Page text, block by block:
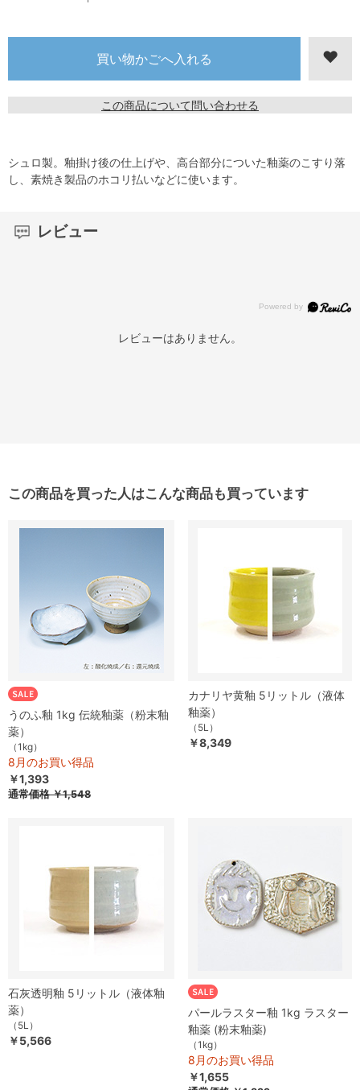
この商品について問い合わせる
シュロ製。釉掛け後の仕上げや、高台部分についた釉薬のこすり落
し、素焼き製品のホコリ払いなどに使います。
レビュー
レビューはありません。
この商品を買った人はこんな商品も買っています
うのふ釉 1kg 伝統釉薬（粉末釉
薬）
（1kg）
8月のお買い得品
￥1,393
通常価格￥1,548
カナリヤ黄釉 5リットル（液体
釉薬）
（5L）
￥8,349
石灰透明釉 5リットル（液体釉
薬）
（5L）
￥5,566
パールラスター釉 1kg ラスター
釉薬 (粉末釉薬)
（1kg）
8月のお買い得品
￥1,655